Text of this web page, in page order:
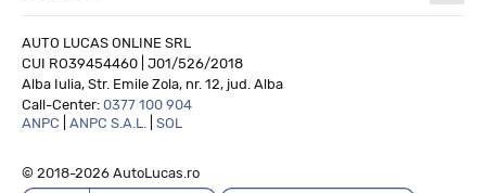
AUTO LUCAS ONLINE SRL
CUI RO39454460 | J01/526/2018
Alba Iulia, Str. Emile Zola, nr. 12, jud. Alba
Call-Center: 0377 100 904
ANPC
ANPC S.A.L. SOL
© 2018-2026 AutoLucas.ro